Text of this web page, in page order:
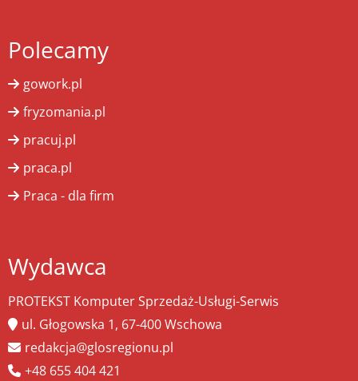
Polecamy
gowork.pl
fryzomania.pl
pracuj.pl
praca.pl
Praca - dla firm
Wydawca
PROTEKST Komputer Sprzedaż-Usługi-Serwis
ul. Głogowska 1, 67-400 Wschowa
redakcja@glosregionu.pl
+48 655 404 421